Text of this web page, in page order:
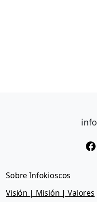
info
Facebook
Sobre Infokioscos
Visión | Misión | Valores